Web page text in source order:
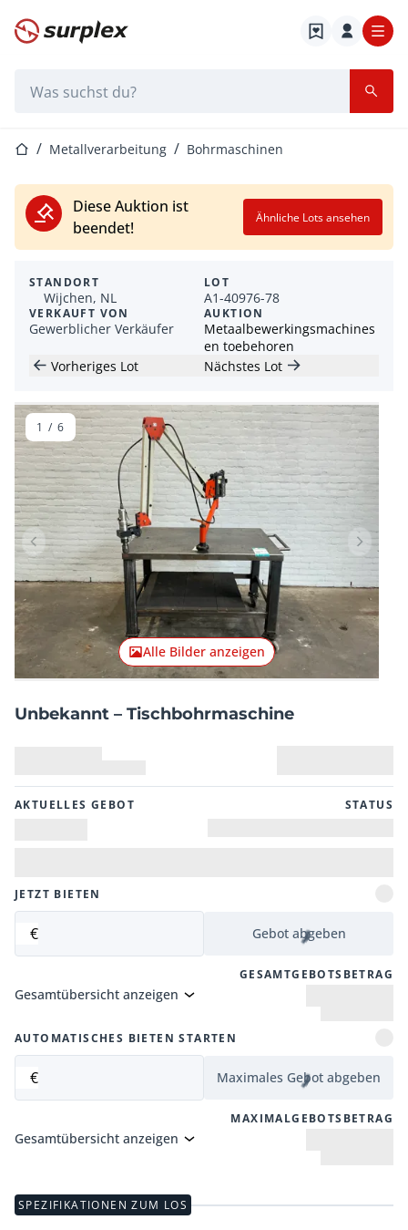
Startseite
StartseiteMetallverarbeitung Bohrmaschinen
Diese Auktion ist
beendet!
Ähnliche Lots ansehen
STANDORT
Wijchen, NL
VERKAUFT VON
Gewerblicher Verkäufer
LOT
A1-40976-78
AUKTION
Metaalbewerkingsmachines
en toebehoren
Vorheriges Lot
Nächstes Lot
Vorheriger Artikel
Alle Bilder anzeigen
1 / 6
Unbekannt – Tischbohrmaschine
AKTUELLES GEBOT STATUS
JETZT BIETEN
€ Gebot abgeben
GESAMTGEBOTSBETRAG
Gesamtübersicht anzeigen
AUTOMATISCHES BIETEN STARTEN
€ Maximales Gebot abgeben
MAXIMALGEBOTSBETRAG
Gesamtübersicht anzeigen
SPEZIFIKATIONEN ZUM LOS